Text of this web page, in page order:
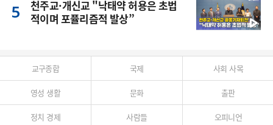
천주교·개신교 "낙태약 허용은 초법
적이며 포퓰리즘적 발상”
교구종합 국제 사회 사목
영성 생활 문화 출판
정치 경제 사람들 오피니언